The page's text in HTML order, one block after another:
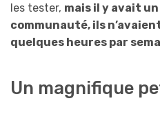
les tester, mais il y avait
communauté, ils
quelques heures par
Un magnifique